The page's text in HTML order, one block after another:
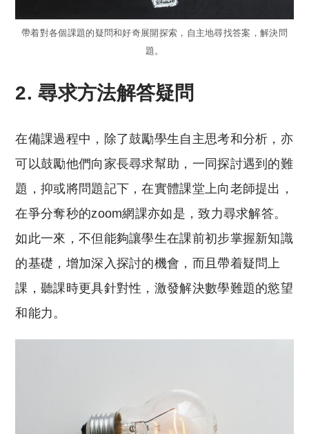
帶着對各個課題的疑問和好奇展開探索，自主地尋找答案，解決問
題。
2. 尋求方法解答疑問
在備課過程中，除了鼓勵學生自主思考和分析，亦
可以鼓勵他們向家長尋求幫助，一同探討遇到的難
題，抑或將問題記下，在實體課堂上向老師提出，
在爭分奪秒的zoom網課亦如是，致力尋求解答。
如此一來，不但能夠讓學生在課前初步掌握新知識
的基礎，增加深入探討的機會，而且帶着疑問上
課，聽課時更具針對性，激發解決數學難題的慾望
和能力。